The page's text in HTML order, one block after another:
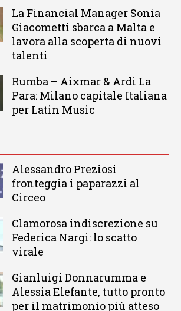
La Financial Manager Sonia
Giacometti sbarca a Malta e
lavora alla scoperta di nuovi
talenti
Rumba – Aixmar & Ardi La
Para: Milano capitale Italiana
per Latin Music
Alessandro Preziosi
fronteggia i paparazzi al
Circeo
Clamorosa indiscrezione su
Federica Nargi: lo scatto
virale
Gianluigi Donnarumma e
Alessia Elefante, tutto pronto
per il matrimonio più atteso